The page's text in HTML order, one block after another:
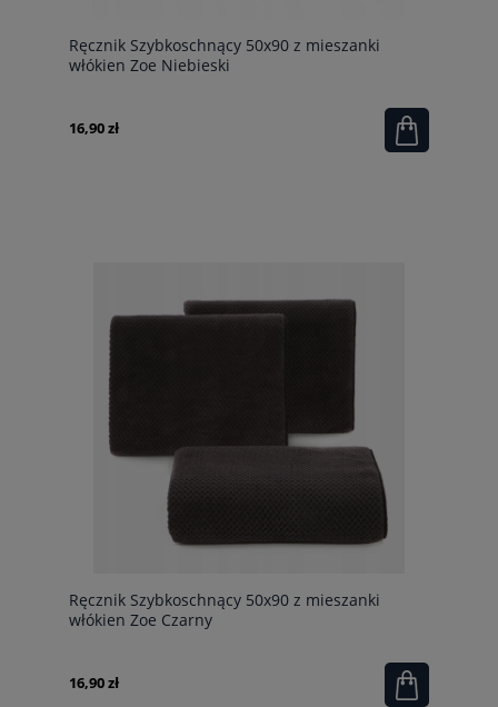
Ręcznik Szybkoschnący 50x90 z mieszanki
włókien Zoe Niebieski
16,90 zł
Ręcznik Szybkoschnący 50x90 z mieszanki
włókien Zoe Czarny
16,90 zł